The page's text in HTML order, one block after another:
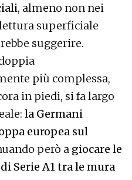
, almeno non nei
superficiale
suggerire.
più complessa,
in piedi, si fa largo
la Germani
europea sul
però a giocare le
Serie A1 tra le mura